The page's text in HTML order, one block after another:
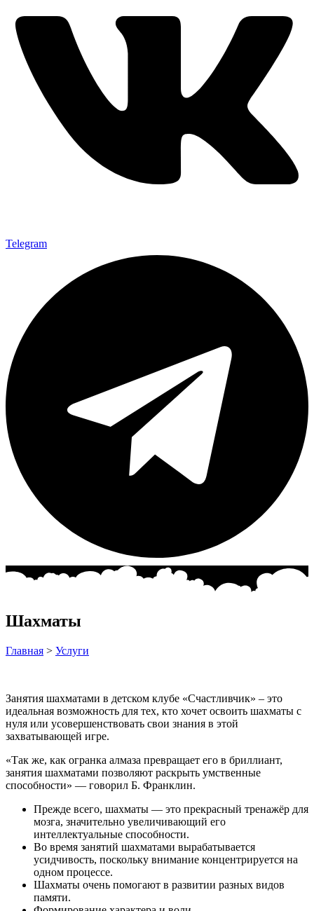
Telegram
Шахматы
Главная > Услуги
Занятия шахматами в детском клубе «Счастливчик» – это
идеальная возможность для тех, кто хочет освоить шахматы с
нуля или усовершенствовать свои знания в этой
захватывающей игре.
«Так же, как огранка алмаза превращает его в бриллиант,
занятия шахматами позволяют раскрыть умственные
способности» — говорил Б. Франклин.
Прежде всего, шахматы — это прекрасный тренажёр для
мозга, значительно увеличивающий его
интеллектуальные способности.
Во время занятий шахматами вырабатывается
усидчивость, поскольку внимание концентрируется на
одном процессе.
Шахматы очень помогают в развитии разных видов
памяти.